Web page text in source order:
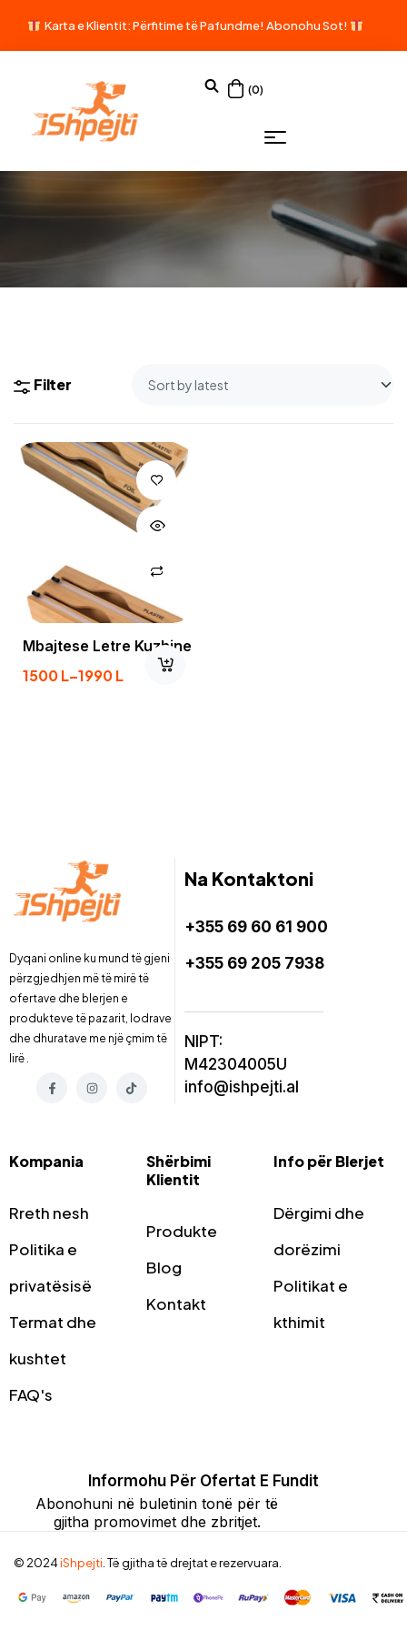
Karta e Klientit: Përfitime të Pafundme! Abonohu Sot!
(0)
Filter
Mbajtese Letre Kuzhine
1500L–1990L
Dyqani online ku mund të gjeni
përzgjedhjen më të mirë të
ofertave dhe blerjen e
produkteve të pazarit, lodrave
dhe dhuratave me një çmim të
lirë .
Na Kontaktoni
+355 69 60 61 900
+355 69 205 7938
NIPT:
M42304005U
info@ishpejti.al
Kompania
Rreth nesh
Politika e
privatësisë
Termat dhe
kushtet
FAQ's
Shërbimi
Klientit
Produkte
Blog
Kontakt
Info për Blerjet
Dërgimi dhe
dorëzimi
Politikat e
kthimit
Informohu Për Ofertat E Fundit
Abonohuni në buletinin tonë për të
gjitha promovimet dhe zbritjet.
© 2024iShpejti. Të gjitha të drejtat e rezervuara.